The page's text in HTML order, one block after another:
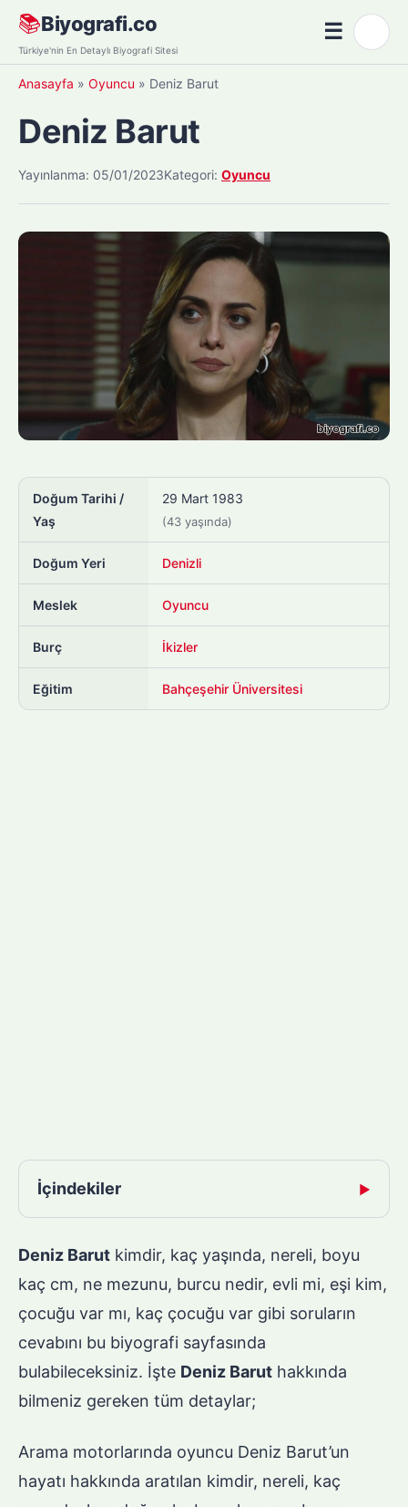
Skip
content
📚Biyografi.co
Türkiye'nin En Detaylı Biyografi Sitesi
☰Menü
Anasayfa » Oyuncu » Deniz Barut
Deniz Barut
Yayınlanma: 05/01/2023Kategori: Oyuncu
Doğum Tarihi /
Yaş
29 Mart 1983
(43 yaşında)
Doğum Yeri Denizli
Meslek Oyuncu
Burç İkizler
Eğitim Bahçeşehir Üniversitesi
İçindekiler ▶
Deniz Barut kimdir, kaç yaşında, nereli, boyu
kaç cm, ne mezunu, burcu nedir, evli mi, eşi kim,
çocuğu var mı, kaç çocuğu var gibi soruların
cevabını bu biyografi sayfasında
bulabileceksiniz. İşte Deniz Barut hakkında
bilmeniz gereken tüm detaylar;
Arama motorlarında oyuncu Deniz Barut’un
hayatı hakkında aratılan kimdir, nereli, kaç